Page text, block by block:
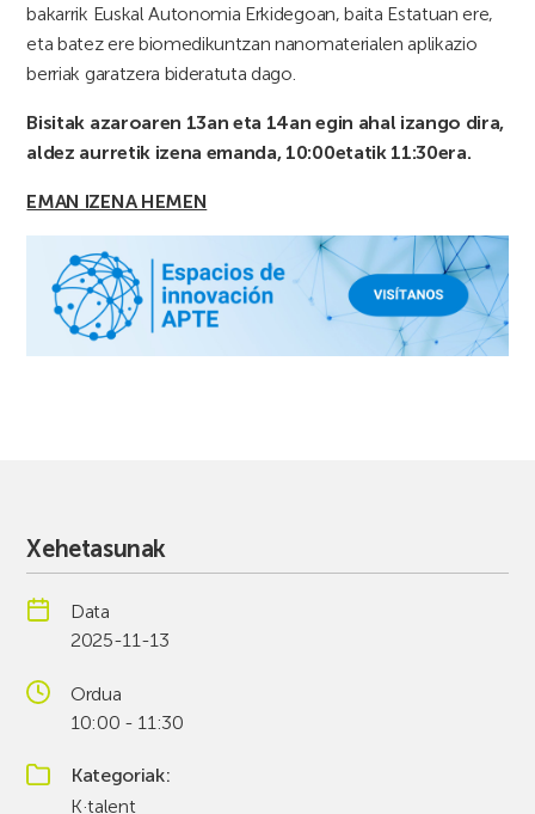
bakarrik Euskal Autonomia Erkidegoan, baita Estatuan ere,
eta batez ere biomedikuntzan nanomaterialen aplikazio
berriak garatzera bideratuta dago.
Bisitak azaroaren 13an eta 14an egin ahal izango dira,
aldez aurretik izena emanda, 10:00etatik 11:30era.
EMAN IZENA HEMEN
Xehetasunak
Data
2025-11-13
Ordua
10:00 - 11:30
Kategoriak
K·talent